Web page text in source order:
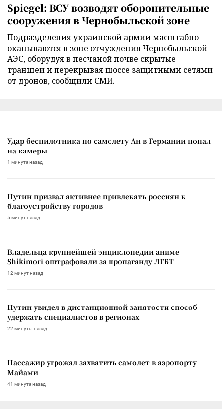
Spiegel: ВСУ возводят оборонительные
сооружения в Чернобыльской зоне
Подразделения украинской армии масштабно
окапываются в зоне отчуждения Чернобыльской
АЭС, оборудуя в песчаной почве скрытые
траншеи и перекрывая шоссе защитными сетями
от дронов, сообщили СМИ.
Удар беспилотника по самолету Ан в Германии попал
на камеры
1 минута назад
Путин призвал активнее привлекать россиян к
благоустройству городов
5 минут назад
Владельца крупнейшей энциклопедии аниме
Shikimori оштрафовали за пропаганду ЛГБТ
12 минут назад
Путин увидел в дистанционной занятости способ
удержать специалистов в регионах
22 минуты назад
Пассажир угрожал захватить самолет в аэропорту
Майами
41 минута назад